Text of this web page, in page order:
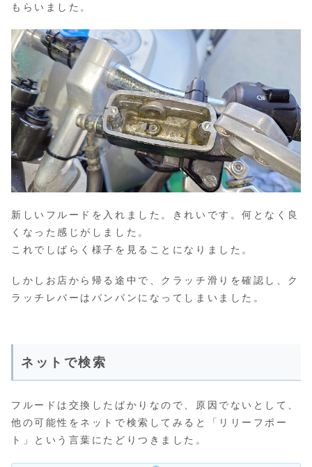
もらいました。
新しいフルードを入れました。きれいです。何となく良
くなった感じがしました。
これでしばらく様子を見ることになりました。
しかしお店から帰る途中で、クラッチ滑りを確認し、ク
ラッチレバーはパンパンになってしまいました。
ネットで検索
フルードは交換したばかりなので、原因でないとして、
他の可能性をネットで検索してみると「リリーフポー
ト」という言葉にたどりつきました。